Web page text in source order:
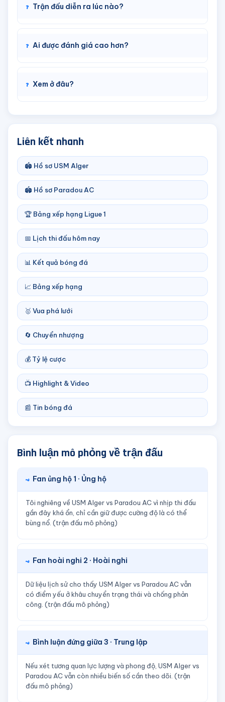
Trận đấu diễn ra lúc nào?
Ai được đánh giá cao hơn?
Xem ở đâu?
Liên kết nhanh
🏟️ Hồ sơ USM Alger
🏟️ Hồ sơ Paradou AC
🏆 Bảng xếp hạng Ligue 1
📅 Lịch thi đấu hôm nay
📊 Kết quả bóng đá
📈 Bảng xếp hạng
🥇 Vua phá lưới
🔄 Chuyển nhượng
💰 Tỷ lệ cược
📺 Highlight & Video
📰 Tin bóng đá
Bình luận mô phỏng về trận đấu
Fan ủng hộ 1 · Ủng hộ
Tôi nghiêng về USM Alger vs Paradou AC vì nhịp thi đấu
gần đây khá ổn, chỉ cần giữ được cường độ là có thể
bùng nổ. (trận đấu mô phỏng)
Fan hoài nghi 2 · Hoài nghi
Dữ liệu lịch sử cho thấy USM Alger vs Paradou AC vẫn
có điểm yếu ở khâu chuyển trạng thái và chống phản
công. (trận đấu mô phỏng)
Bình luận đứng giữa 3 · Trung lập
Nếu xét tương quan lực lượng và phong độ, USM Alger vs
Paradou AC vẫn còn nhiều biến số cần theo dõi. (trận
đấu mô phỏng)